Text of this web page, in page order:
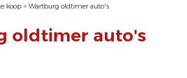
koop > Wartburg oldtimer auto's
oldtimer auto's